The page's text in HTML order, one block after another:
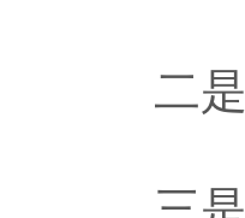
二是